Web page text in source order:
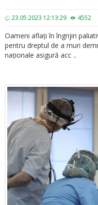
23.05.2023 12:13:29 4552
Oameni aflați în îngrijiri
pentru dreptul de a muri
naționale asigură acc ..